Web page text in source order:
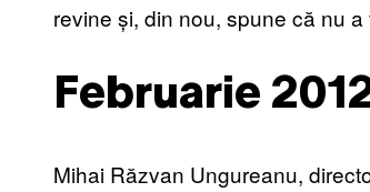
revine și, din nou, spune că nu
Februarie
Mihai Răzvan Ungureanu,